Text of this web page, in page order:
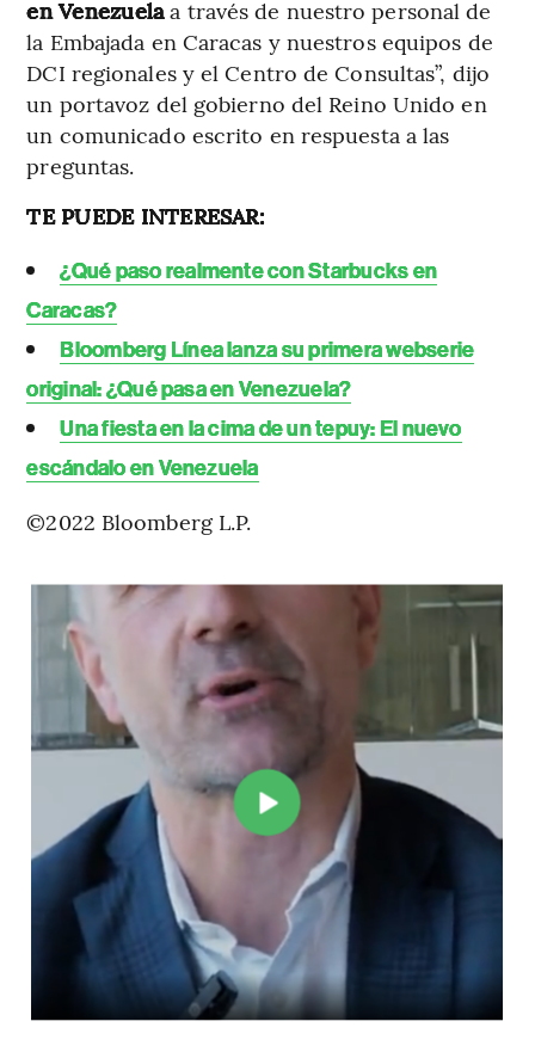
en Venezuelaa través de nuestro personal de
la Embajada en Caracas y nuestros equipos de
DCI regionales y el Centro de Consultas”, dijo
un portavoz del gobierno del Reino Unido en
un comunicado escrito en respuesta a las
preguntas.
TE PUEDE INTERESAR:
¿Qué paso realmente con Starbucks en
Caracas?
Bloomberg Línea lanza su primera webserie
original: ¿Qué pasa en Venezuela?
Una fiesta en la cima de un tepuy: El nuevo
escándalo en Venezuela
©2022 Bloomberg L.P.